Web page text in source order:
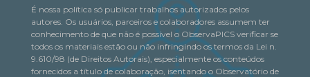
É nossa política só publicar trabalhos autorizados pelos
autores. Os usuários, parceiros e colaboradores assumem ter
conhecimento de que não é possível o ObservaPICS verificar se
todos os materiais estão ou não infringindo os termos da Lei n.
9.610/98 (de Direitos Autorais), especialmente os conteúdos
fornecidos a título de colaboração, isentando o Observatório de